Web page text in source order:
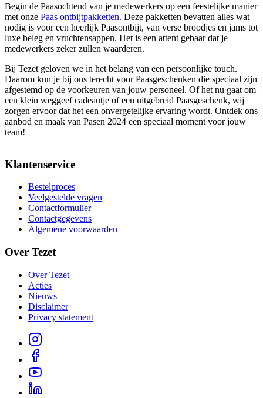
Begin de Paasochtend van je medewerkers op een feestelijke manier
met onze Paas ontbijtpakketten. Deze pakketten bevatten alles wat
nodig is voor een heerlijk Paasontbijt, van verse broodjes en jams tot
luxe beleg en vruchtensappen. Het is een attent gebaar dat je
medewerkers zeker zullen waarderen.
Bij Tezet geloven we in het belang van een persoonlijke touch.
Daarom kun je bij ons terecht voor Paasgeschenken die speciaal zijn
afgestemd op de voorkeuren van jouw personeel. Of het nu gaat om
een klein weggeef cadeautje of een uitgebreid Paasgeschenk, wij
zorgen ervoor dat het een onvergetelijke ervaring wordt. Ontdek ons
aanbod en maak van Pasen 2024 een speciaal moment voor jouw
team!
Klantenservice
Bestelproces
Veelgestelde vragen
Contactformulier
Contactgegevens
Algemene voorwaarden
Over Tezet
Over Tezet
Acties
Nieuws
Disclaimer
Privacy statement